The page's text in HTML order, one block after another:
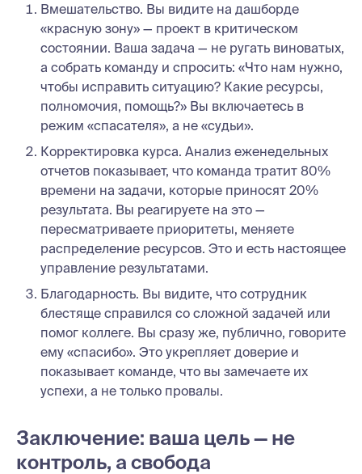
Вмешательство. Вы видите на дашборде
«красную зону» — проект в критическом
состоянии. Ваша задача — не ругать виноватых,
а собрать команду и спросить: «Что нам нужно,
чтобы исправить ситуацию? Какие ресурсы,
полномочия, помощь?» Вы включаетесь в
режим «спасателя», а не «судьи».
Корректировка курса. Анализ еженедельных
отчетов показывает, что команда тратит 80%
времени на задачи, которые приносят 20%
результата. Вы реагируете на это —
пересматриваете приоритеты, меняете
распределение ресурсов. Это и есть настоящее
управление результатами.
Благодарность. Вы видите, что сотрудник
блестяще справился со сложной задачей или
помог коллеге. Вы сразу же, публично, говорите
ему «спасибо». Это укрепляет доверие и
показывает команде, что вы замечаете их
успехи, а не только провалы.
Заключение: ваша цель — не
контроль, а свобода